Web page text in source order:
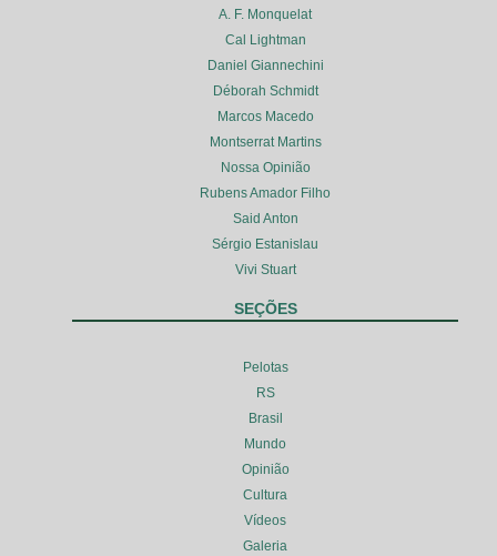
A. F. Monquelat
Cal Lightman
Daniel Giannechini
Déborah Schmidt
Marcos Macedo
Montserrat Martins
Nossa Opinião
Rubens Amador Filho
Said Anton
Sérgio Estanislau
Vivi Stuart
SEÇÕES
Pelotas
RS
Brasil
Mundo
Opinião
Cultura
Vídeos
Galeria